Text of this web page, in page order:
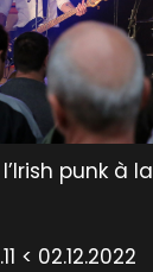
punk à
< 02.12.2022